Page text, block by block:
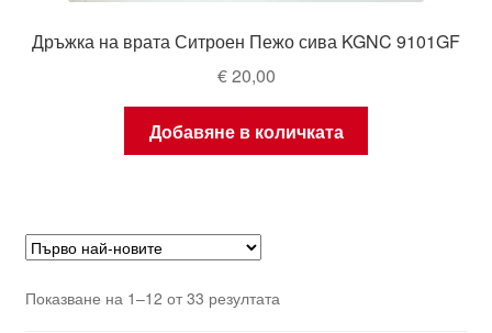
Дръжка на врата Ситроен Пежо сива KGNC 9101GF
€20,00
Добавяне в количката
Показване на 1–12 от 33 резултатаSorted